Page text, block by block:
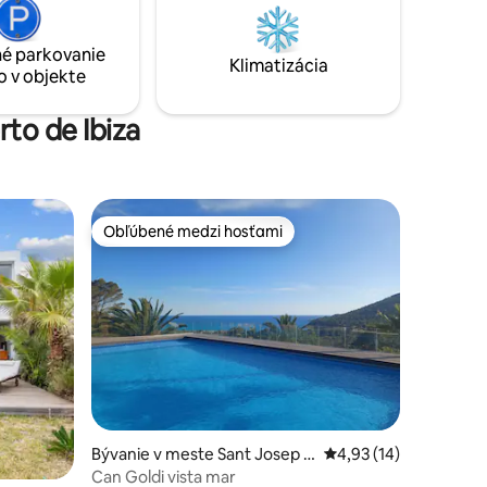
a
na
je ideálnou základňou na objavovanie
parkovanie
v objekte
Klimatizácia
de Ibiza
10
Obľúbené medzi hosťami
Obľúbené medzi hosťami
Bývanie v meste Sant Josep d
e sa Talaia
Priemerné
4,93 (14)
Can Goldi vista mar